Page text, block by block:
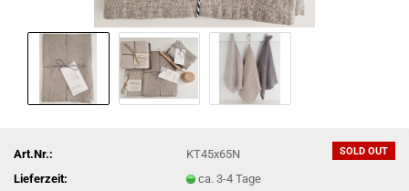
SOLD OUT
Art.Nr.:
KT45x65N
Lieferzeit:
ca. 3-4 Tage